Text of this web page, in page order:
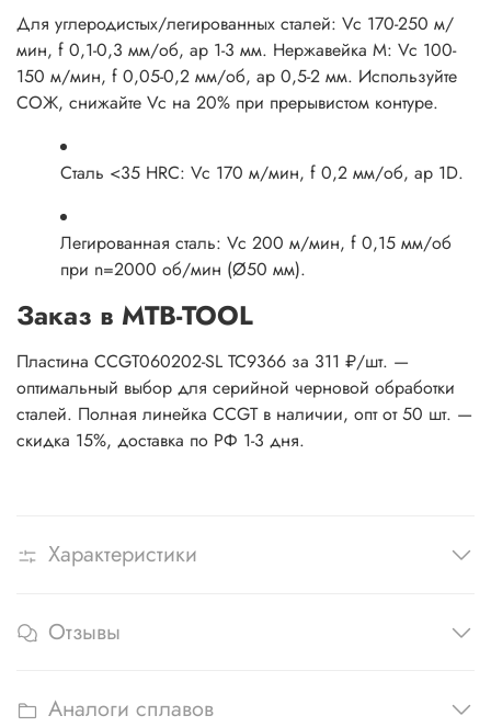
Для углеродистых/легированных сталей: Vc 170-250 м/
мин, f 0,1-0,3 мм/об, ap 1-3 мм. Нержавейка M: Vc 100-
150 м/мин, f 0,05-0,2 мм/об, ap 0,5-2 мм. Используйте
СОЖ, снижайте Vc на 20% при прерывистом контуре.
Сталь <35 HRC: Vc 170 м/мин, f 0,2 мм/об, ap 1D.
Легированная сталь: Vc 200 м/мин, f 0,15 мм/об
при n=2000 об/мин (Ø50 мм).
Заказ в MTB-TOOL
Пластина CCGT060202-SL TC9366 за 311 ₽/шт. —
оптимальный выбор для серийной черновой обработки
сталей. Полная линейка CCGT в наличии, опт от 50 шт. —
скидка 15%, доставка по РФ 1-3 дня.
Характеристики
Отзывы
Аналоги сплавов